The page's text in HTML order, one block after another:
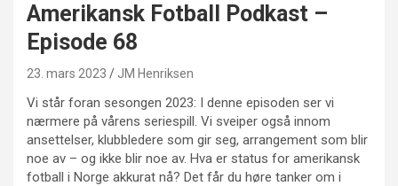
Amerikansk Fotball Podkast –
Episode 68
23. mars 2023 JM Henriksen
Vi står foran sesongen 2023: I denne episoden ser vi
nærmere på vårens seriespill. Vi sveiper også innom
ansettelser, klubbledere som gir seg, arrangement som blir
noe av – og ikke blir noe av. Hva er status for amerikansk
fotball i Norge akkurat nå? Det får du høre tanker om i